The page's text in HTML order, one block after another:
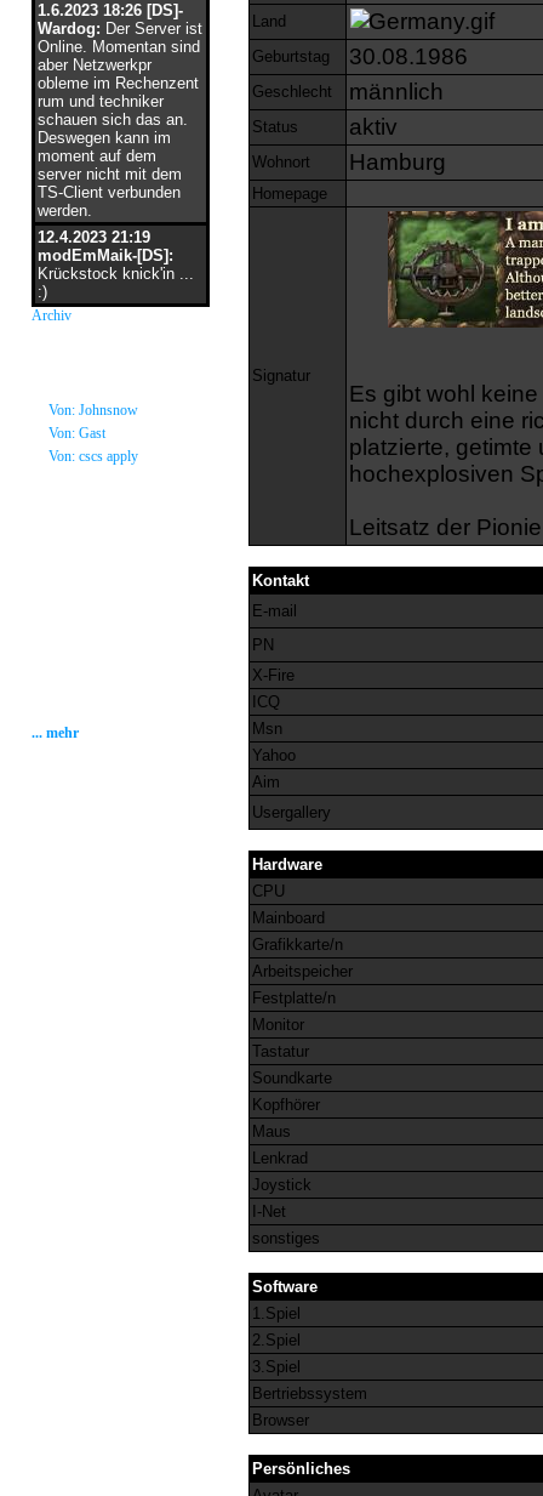
1.6.2023 18:26 [DS]-
Wardog: Der Server ist
Online. Momentan sind
aber Netzwerkpr
obleme im Rechenzent
rum und techniker
schauen sich das an.
Deswegen kann im
moment auf dem
server nicht mit dem
TS-Client verbunden
werden.
12.4.2023 21:19
modEmMaik-[DS]:
Krückstock knick'in ...
:)
Archiv
Von: Johnsnow
Von: Gast
Von: cscs apply
... mehr
Land
Geburtstag
30.08.1986
Geschlecht männlich
Status aktiv
Wohnort Hamburg
Homepage
Signatur
Es gibt wohl
nicht durch eine
platzierte,
hochexplosiven
Leitsatz der
Kontakt
E-mail
PN
X-Fire
ICQ
Msn
Yahoo
Aim
Usergallery
Hardware
CPU
Mainboard
Grafikkarte/n
Arbeitspeicher
Festplatte/n
Monitor
Tastatur
Soundkarte
Kopfhörer
Maus
Lenkrad
Joystick
I-Net
sonstiges
Software
1.Spiel
2.Spiel
3.Spiel
Bertriebssystem
Browser
Persönliches